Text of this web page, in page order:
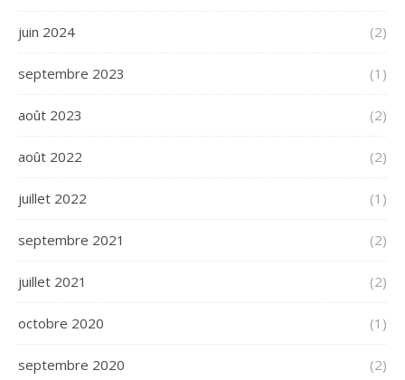
juin 2024 (2)
septembre 2023 (1)
août 2023 (2)
août 2022 (2)
juillet 2022 (1)
septembre 2021 (2)
juillet 2021 (2)
octobre 2020 (1)
septembre 2020 (2)